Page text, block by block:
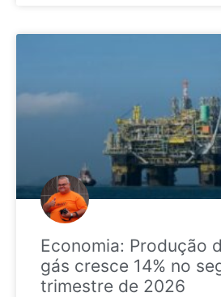
Economia: Produção
gás cresce 14% no
trimestre de 2026